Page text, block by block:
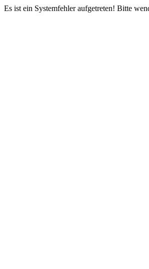
Es ist ein Systemfehler aufgetreten! Bitte